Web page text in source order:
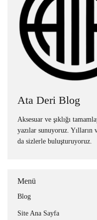
Ata Deri Blog
Aksesuar ve şıklığı
yazılar sunuyoruz.
da sizlerle buluşturuyoruz.
Menü
Blog
Site Ana Sayfa